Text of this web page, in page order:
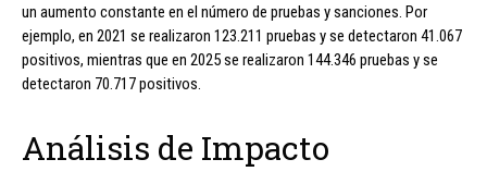
un aumento constante en el número de pruebas y sanciones. Por
ejemplo, en 2021 se realizaron 123.211 pruebas y se detectaron 41.067
positivos, mientras que en 2025 se realizaron 144.346 pruebas y se
detectaron 70.717 positivos.
Análisis de Impacto